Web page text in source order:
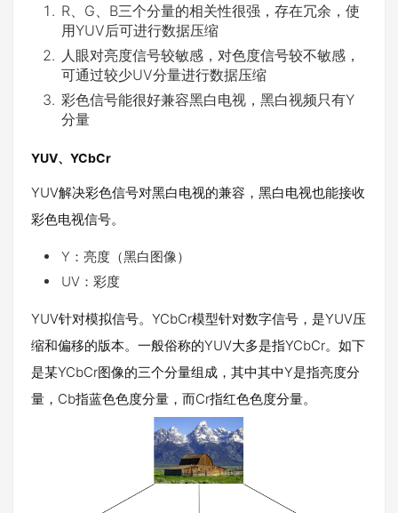
R、G、B三个分量的相关性很强，存在冗余，使
用YUV后可进行数据压缩
人眼对亮度信号较敏感，对色度信号较不敏感，
可通过较少UV分量进行数据压缩
彩色信号能很好兼容黑白电视，黑白视频只有Y
分量
YUV、YCbCr
YUV解决彩色信号对黑白电视的兼容，黑白电视也能接收
彩色电视信号。
Y：亮度（黑白图像）
UV：彩度
YUV针对模拟信号。YCbCr模型针对数字信号，是YUV压
缩和偏移的版本。一般俗称的YUV大多是指YCbCr。如下
是某YCbCr图像的三个分量组成，其中其中Y是指亮度分
量，Cb指蓝色色度分量，而Cr指红色色度分量。